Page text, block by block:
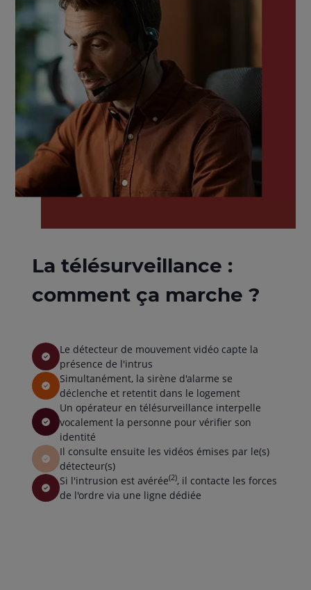
La télésurveillance :
comment ça marche ?
Le détecteur de mouvement vidéo capte la
présence de l'intrus
Simultanément, la sirène d'alarme se
déclenche et retentit dans le logement
Un opérateur en télésurveillance interpelle
vocalement la personne pour vérifier son
identité
Il consulte ensuite les vidéos émises par le(s)
détecteur(s)
Si l'intrusion est avérée(2), il contacte les forces
de l'ordre via une ligne dédiée